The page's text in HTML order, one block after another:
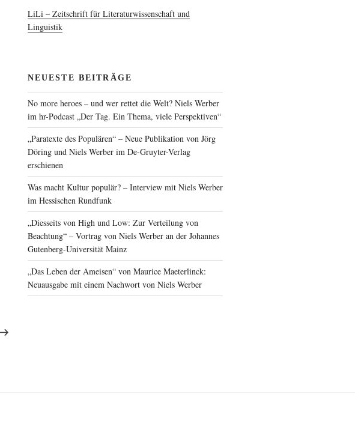
Nächster
LiLi – Zeitschrift für Literaturwissenschaft und
Linguistik
NEUESTE BEITRÄGE
No more heroes – und wer rettet die Welt? Niels Werber
im hr-Podcast „Der Tag. Ein Thema, viele Perspektiven“
„Paratexte des Populären“ – Neue Publikation von Jörg
Döring und Niels Werber im De-Gruyter-Verlag
erschienen
Was macht Kultur populär? – Interview mit Niels Werber
im Hessischen Rundfunk
„Diesseits von High und Low: Zur Verteilung von
Beachtung“ – Vortrag von Niels Werber an der Johannes
Gutenberg-Universität Mainz
„Das Leben der Ameisen“ von Maurice Maeterlinck:
Neuausgabe mit einem Nachwort von Niels Werber